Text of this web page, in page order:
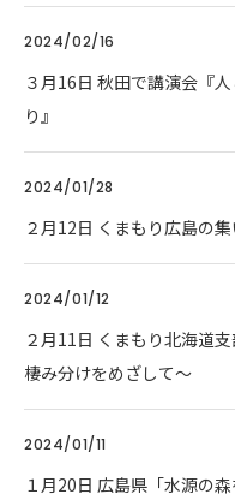
2024/02/16
３月16日 秋田で講演会『
り』
2024/01/28
２月12日 くまもり広島の
2024/01/12
２月11日 くまもり北海
棲み分けをめざして～
2024/01/11
１月20日 広島県「水源の